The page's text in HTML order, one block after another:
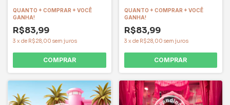
QUANTO + COMPRAR + VOCÊ
GANHA!
R$83,99
3 x de R$28,00 sem juros
COMPRAR
QUANTO + COMPRAR + VOCÊ
GANHA!
R$83,99
3 x de R$28,00 sem juros
COMPRAR